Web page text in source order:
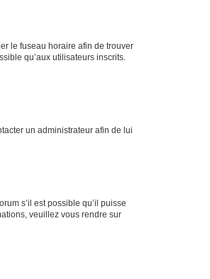
le fuseau horaire afin de trouver
qu’aux utilisateurs inscrits.
un administrateur afin de lui
s’il est possible qu’il puisse
veuillez vous rendre sur